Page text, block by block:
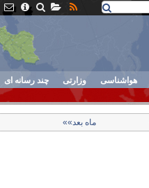
هواشناسی وزارتی چند رسانه ای
ماه بعد»»